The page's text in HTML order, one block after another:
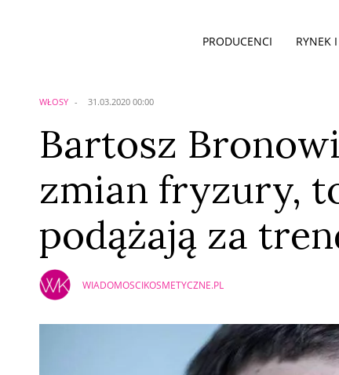
PRODUCENCI RYNEK
WŁOSY 31.03.2020 00:00
Bartosz
zmian fryzury,
podążają za
WIADOMOSCIKOSMETYCZNE.PL